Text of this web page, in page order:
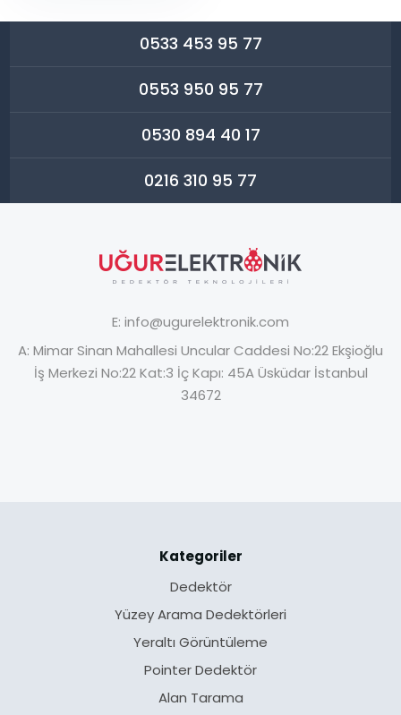
0533 453 95 77
0553 950 95 77
0530 894 40 17
0216 310 95 77
E: info@ugurelektronik.com
A: Mimar Sinan Mahallesi Uncular Caddesi No:22 Ekşioğlu
İş Merkezi No:22 Kat:3 İç Kapı: 45A Üsküdar İstanbul
34672
Kategoriler
Dedektör
Yüzey Arama Dedektörleri
Yeraltı Görüntüleme
Pointer Dedektör
Alan Tarama